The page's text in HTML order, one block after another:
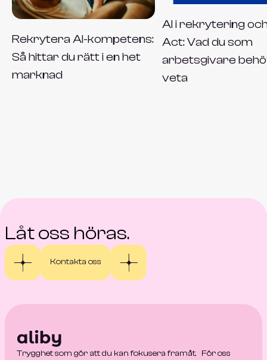
Rekrytera AI-kompetens:
Så hittar du rätt i en het
marknad
AI i rekrytering och
Act: Vad du som
arbetsgivare
veta
Låt oss höras.
Kontakta oss
Trygghet som gör att du kan fokusera framåt. För oss